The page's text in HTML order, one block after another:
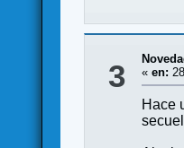
3
«en:
Hace